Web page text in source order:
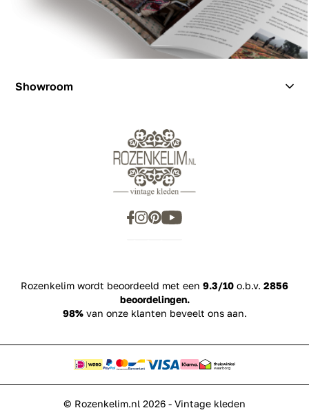
Showroom
Rozenkelim wordt beoordeeld met een 9.3/10 o.b.v. 2856
beoordelingen.
98%van onze klanten beveelt ons aan.
© Rozenkelim.nl 2026 - Vintage kleden